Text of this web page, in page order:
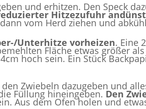
und erhitzen. Den Speck
Hitzezufuhr
vom Herd ziehen und
Unterhitze vorheizen. Eine
Fläche etwas größer
hoch sein. Ein Stück
den Zwiebeln dazugeben und
Füllung hineingeben. Den
Aus dem Ofen holen und